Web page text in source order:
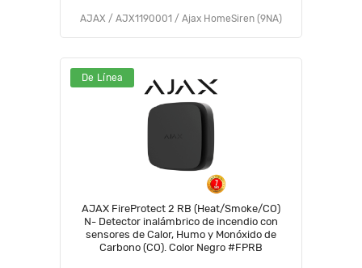
AJAX / AJX1190001 / Ajax HomeSiren (9NA)
De Línea
AJAX FireProtect 2 RB (Heat/Smoke/CO)
N- Detector inalámbrico de incendio con
sensores de Calor, Humo y Monóxido de
Carbono (CO). Color Negro #FPRB